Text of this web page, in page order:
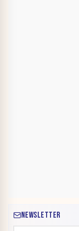
NEWSLETTER